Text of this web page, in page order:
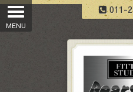
011-